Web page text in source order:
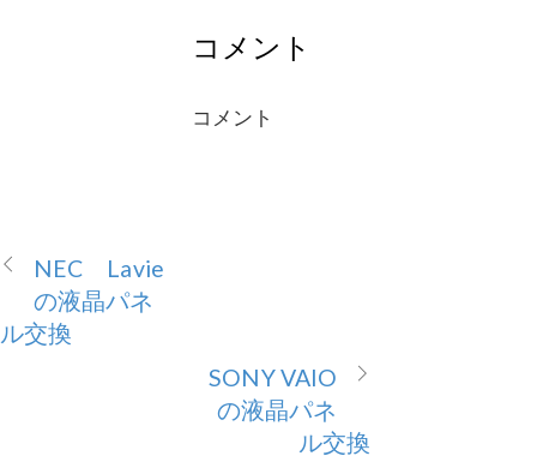
コメント
コメント
NEC Lavie
の液晶パネ
ル交換
SONY VAIO
の液晶パネ
ル交換